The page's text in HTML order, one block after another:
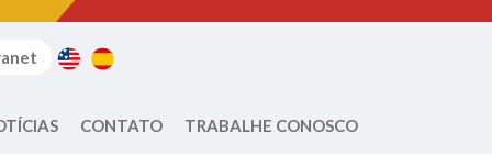
CONTATO TRABALHE CONOSCO